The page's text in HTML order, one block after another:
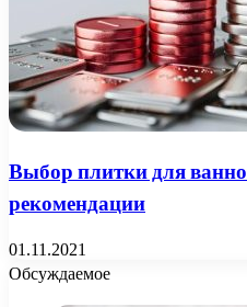
Выбор плитки для
рекомендации
01.11.2021
Обсуждаемое